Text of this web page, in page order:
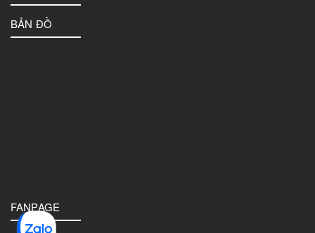
BẢN ĐỒ
FANPAGE